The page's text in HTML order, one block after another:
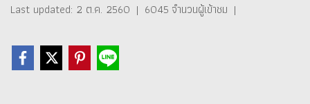
Last updated: 2 ต.ค. 2560 | 6045 จำนวนผู้เข้าชม |